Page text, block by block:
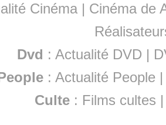
Cinéma | Cinéma de
Dvd : Actualité DVD |
:Actualité People
Culte : Films cultes